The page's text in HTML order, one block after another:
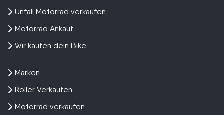
Unfall Motorrad verkaufen
Motorrad Ankauf
Wir kaufen dein Bike
Marken
Roller Verkaufen
Motorrad verkaufen